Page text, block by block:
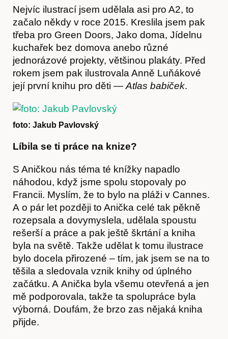
O nás
Nejvíc ilustrací jsem udělala asi pro A2, to
začalo někdy v roce 2015. Kreslila jsem pak
třeba pro Green Doors, Jako doma, Jídelnu
kuchařek bez domova anebo různé
jednorázové projekty, většinou plakáty. Před
rokem jsem pak ilustrovala Anně Luňákové
její první knihu pro děti —Atlas babiček.
foto: Jakub Pavlovský
Líbila se ti práce na knize?
S Aničkou nás téma té knížky napadlo
náhodou, když jsme spolu stopovaly po
Francii. Myslím, že to bylo na pláži v Cannes.
A o pár let později to Anička celé tak pěkně
rozepsala a dovymyslela, udělala spoustu
rešerší a práce a pak ještě škrtání a kniha
byla na světě. Takže udělat k tomu ilustrace
bylo docela přirozené – tím, jak jsem se na to
těšila a sledovala vznik knihy od úplného
začátku. A Anička byla všemu otevřená a jen
mě podporovala, takže ta spolupráce byla
výborná. Doufám, že brzo zas nějaká kniha
přijde.